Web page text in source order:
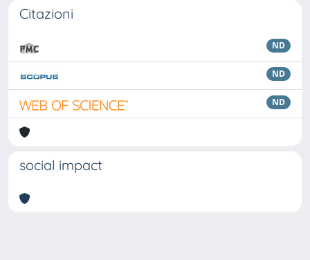
Citazioni
ND
ND
ND
social impact